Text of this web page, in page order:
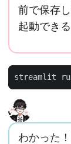
前で保存
起動できる
わかった！